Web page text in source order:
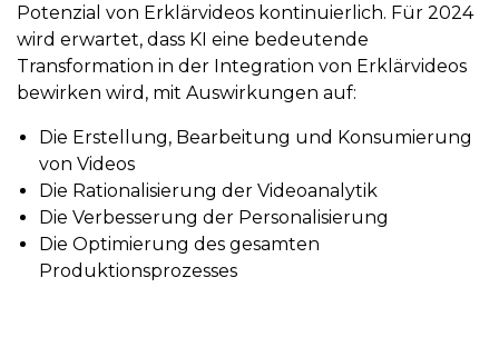
Potenzial von Erklärvideos kontinuierlich. Für 2024
wird erwartet, dass KI eine bedeutende
Transformation in der Integration von Erklärvideos
bewirken wird, mit Auswirkungen auf:
Die Erstellung, Bearbeitung und Konsumierung
von Videos
Die Rationalisierung der Videoanalytik
Die Verbesserung der Personalisierung
Die Optimierung des gesamten
Produktionsprozesses